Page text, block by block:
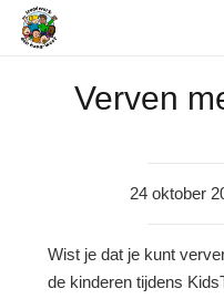
Verven
24 oktober
Wist je dat je kunt
de kinderen tijdens